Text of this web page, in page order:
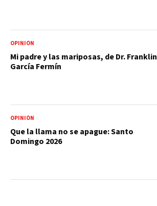
OPINIÓN
Mi padre y las mariposas, de Dr. Franklin
García Fermín
OPINIÓN
Que la llama no se apague: Santo
Domingo 2026